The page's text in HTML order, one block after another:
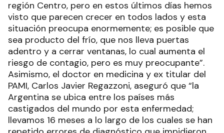
región Centro, pero en estos últimos días hemos
visto que parecen crecer en todos lados y esta
situación preocupa enormemente; es posible que
sea producto del frío, que nos lleva puertas
adentro y a cerrar ventanas, lo cual aumenta el
riesgo de contagio, pero es muy preocupante”.
Asimismo, el doctor en medicina y ex titular del
PAMI, Carlos Javier Regazzoni, aseguró que “la
Argentina se ubica entre los países más
castigados del mundo por esta enfermedad;
llevamos 16 meses a lo largo de los cuales se han